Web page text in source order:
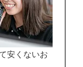
安くないお